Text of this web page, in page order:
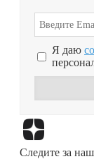
Я даю
Следите за